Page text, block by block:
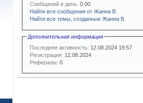
Сообщений в день: 0.00
Найти все сообщения от Жанна В.
Найти все темы, созданные Жанна В.
Дополнительная информация
Последняя активность: 12.08.2024 19:57
Регистрация: 12.08.2024
Рефералы: 0